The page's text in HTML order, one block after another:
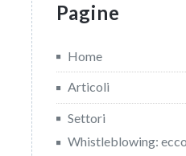
Pagine
Home
Articoli
Settori
Whistleblowing: